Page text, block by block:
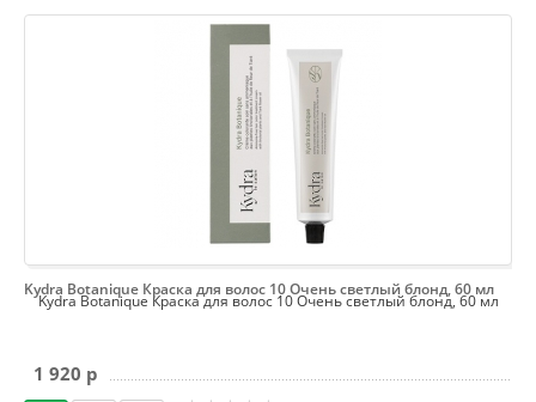
Kydra Botanique Краска для волос 10 Очень светлый блонд, 60 мл
Kydra Botanique Краска для волос 10 Очень светлый блонд, 60 мл
1 920 p